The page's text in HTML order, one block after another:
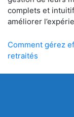
complets et
améliorer
Comment gérez
retraités